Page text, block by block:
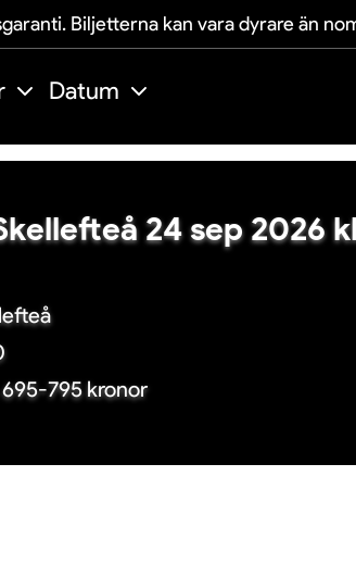
Biljetterna kan vara dyrare än
Datum
24 sep 2026
795 kronor